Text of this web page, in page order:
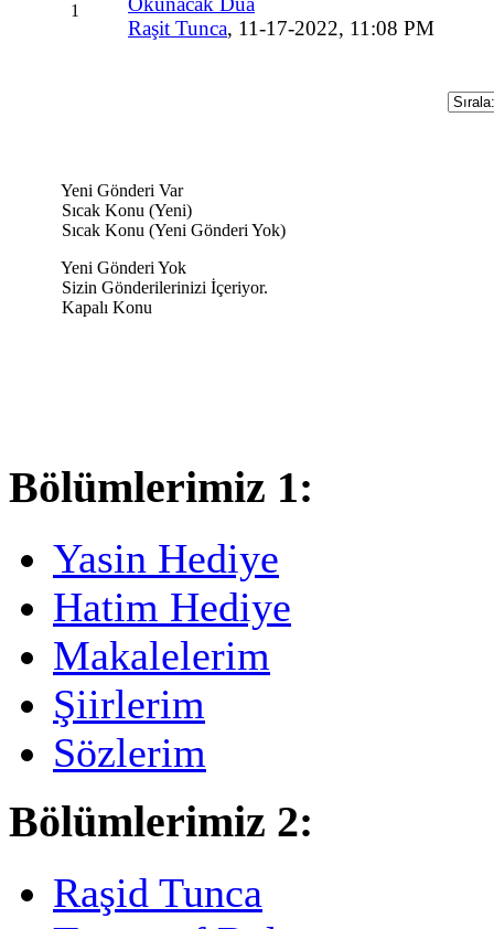
Raşit Tunca, 11-17-2022, 11:08 PM
Yeni Gönderi Var
Sıcak Konu (Yeni)
Sıcak Konu (Yeni Gönderi Yok)
Yeni Gönderi Yok
Sizin Gönderilerinizi İçeriyor.
Kapalı Konu
Bölümlerimiz 1:
Yasin Hediye
Hatim Hediye
Makalelerim
Şiirlerim
Sözlerim
Bölümlerimiz 2:
Raşid Tunca